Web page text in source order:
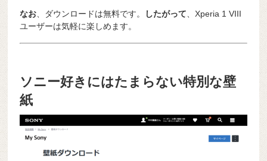
なお 、ダウンロードは無料です。 したがって 、Xperia 1 VIII
ユーザーは気軽に楽しめます。
ソニー好きにはたまらない特別な壁
紙